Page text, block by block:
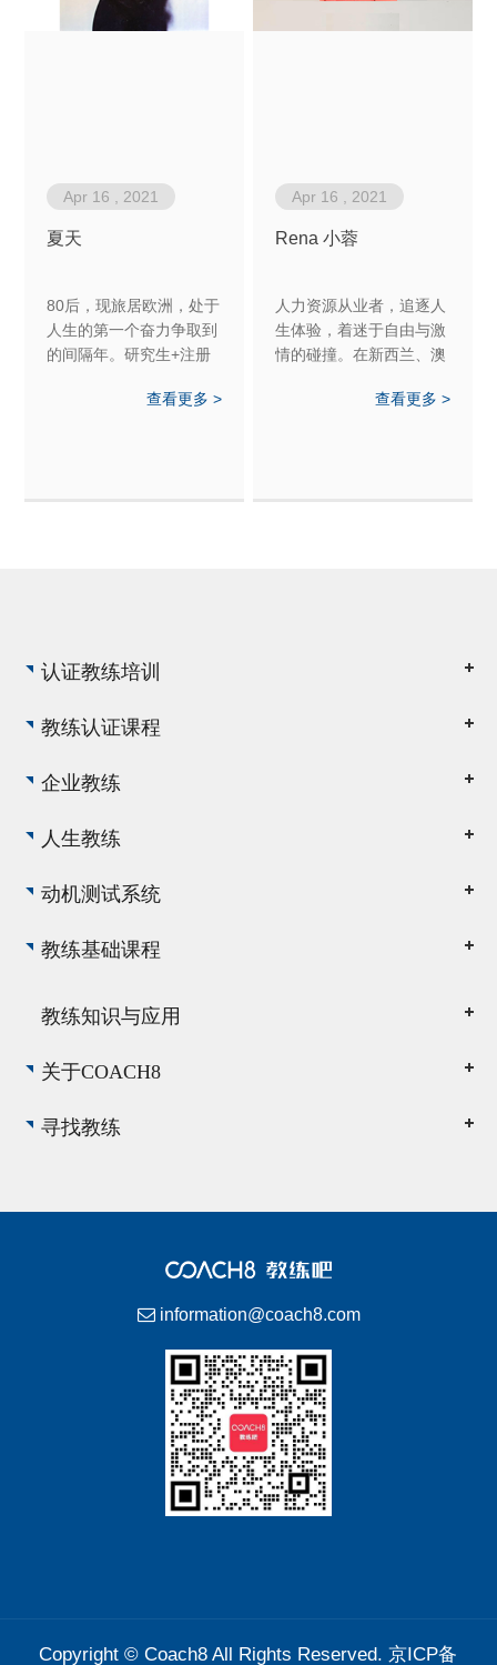
Apr 16 , 2021
夏天
80后，现旅居欧洲，处于
人生的第一个奋力争取到
的间隔年。研究生+注册
理培训生，国企管理和海
查看更多 >
Apr 16 , 2021
Rena 小蓉
人力资源从业者，追逐人
生体验，着迷于自由与激
情的碰撞。在新西兰、澳
拿大。喜欢旅行和徒步，
查看更多 >
认证教练培训
教练认证课程
企业教练
人生教练
动机测试系统
教练基础课程
教练知识与应用
关于COACH8
寻找教练
information@coach8.com
Copyright ©Coach8All Rights Reserved.京ICP备